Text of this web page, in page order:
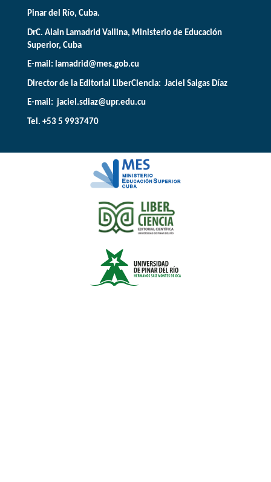
Pinar del Río, Cuba.
DrC. Alain Lamadrid Vallina, Ministerio de Educación
Superior, Cuba
E-mail: lamadrid@mes.gob.cu
Director de la Editorial LiberCiencia: Jaciel Salgas Díaz
E-mail: jaciel.sdiaz@upr.edu.cu
Tel. +53 5 9937470